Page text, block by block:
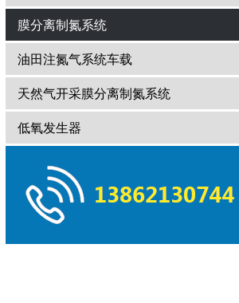
膜分离制氮系统
油田注氮气系统车载
天然气开采膜分离制氮系统
低氧发生器